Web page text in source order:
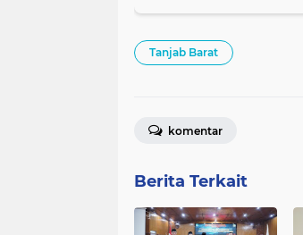
Tanjab Barat
komentar
Berita Terkait